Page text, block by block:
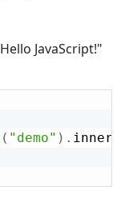
JavaScript!"
( "demo" ) .